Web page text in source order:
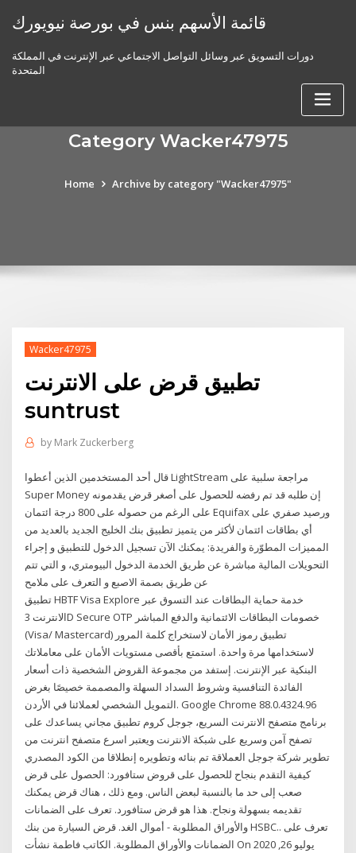
قائمة الأسهم بنس في بورصة نيويورك
دورات التسويق عبر وسائل التواصل الاجتماعي عبر الإنترنت في المملكة
المتحدة
Category Wacker47975
Home Archive by category "Wacker47975"
Wacker47975
تطبيق قرض على الانترنت
suntrust
by Mark Zuckerberg
قال أحد المستخدمين الذين أعطوا LightStream مراجعة سلبية على
Super Money إن طلبه قد تم رفضه للحصول على أصغر قرض يقدمونه
على الرغم من حصوله على 800 درجة ائتمان Equifax ورصيد صفري على
أي بطاقات ائتمان لأكثر من يتميز تطبيق بنك الخليج الجديد بالعديد من
المميزات المطوّرة والفريدة: يمكنك الآن تسجيل الدخول للتطبيق و إجراء
التحويلات المالية مباشرة عن طريق الخدمة الدخول البيومتري، و التي تتم
عن طريق بصمة الاصبع و التعرف على ملامح
تطبيق HBTF Visa Explore خدمة حماية البطاقات عند التسوق عبر
الانترنت 3D Secure OTP خصومات البطاقات الائتمانية والدفع المباشر
(Visa/ Mastercard) تطبيق رموز الأمان لاستخراج كلمة المرور
لاستخدامها مرة واحدة. استمتع بأقصى مستويات الأمان على معاملاتك
البنكية عبر الإنترنت. إستفد من مجموعة القروض الشخصية ذات أسعار
الفائدة التنافسية وشروط السداد السهلة والمصممة خصيصًا بغرض
التمويل الشخصي لعملائنا في الأردن. Google Chrome 88.0.4324.96
برنامج متصفح الانترنت السريع، جوجل كروم تطبيق مجاني يساعدك على
تصفح آمن وسريع على شبكة الانترنت ويعتبر اسرع متصفح انترنت من
تطوير شركة جوجل العملاقة تم بنائه وتطويره إنطلاقا من الكود المصدري
كيفية التقدم بنجاح للحصول على قروض ستافورد: الحصول على قرض
صعب إلى حد ما بالنسبة لبعض الناس. ومع ذلك ، هناك قرض يمكنك
تقديمه بسهولة ونجاح. هذا هو قرض ستافورد. تعرف على الضمانات
والأوراق المطلوبة - أموال الغد. قرض السيارة من بنك HSBC.. تعرف على
الضمانات والأوراق المطلوبة. الكاتب فاطمة نشأت On يوليو 26, 2020